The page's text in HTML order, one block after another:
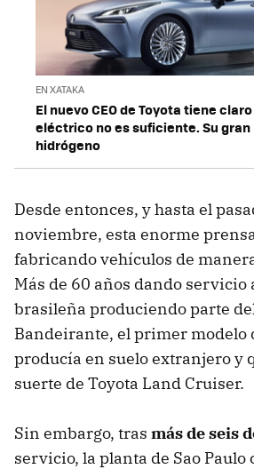
EN XATAKA
El nuevo CEO de Toyota tiene
eléctrico no es suficiente. Su gran
hidrógeno
Desde entonces, y hasta el
noviembre, esta enorme
fabricando vehículos de
Más de 60 años dando servicio
brasileña produciendo parte
Bandeirante, el primer modelo
producía en suelo extranjero y
suerte de Toyota Land Cruiser.
Sin embargo, tras más de seis
servicio, la planta de Sao Paulo